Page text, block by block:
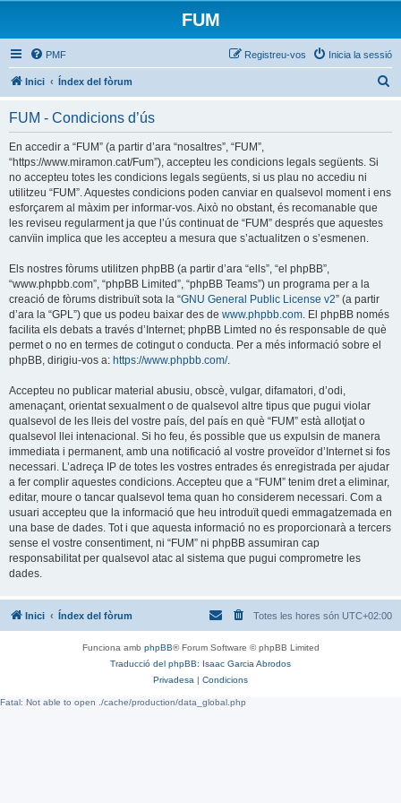
FUM
PMF Inicia la sessió
Registreu-vos
Inici Índex del fòrum
FUM - Condicions d’ús
En accedir a “FUM” (a partir d’ara “nosaltres”, “FUM”,
“https://www.miramon.cat/Fum”), accepteu les condicions legals següents. Si
no accepteu totes les condicions legals següents, si us plau no accediu ni
utilitzeu “FUM”. Aquestes condicions poden canviar en qualsevol moment i ens
esforçarem al màxim per informar-vos. Això no obstant, és recomanable que
les reviseu regularment ja que l’ús continuat de “FUM” després que aquestes
canvïin implica que les accepteu a mesura que s’actualitzen o s’esmenen.
Els nostres fòrums utilitzen phpBB (a partir d’ara “ells”, “el phpBB”,
“www.phpbb.com”, “phpBB Limited”, “phpBB Teams”) un programa per a la
creació de fòrums distribuït sota la “GNU General Public License v2” (a partir
d’ara la “GPL”) que us podeu baixar des de www.phpbb.com. El phpBB només
facilita els debats a través d’Internet; phpBB Limted no és responsable de què
permet o no en termes de cotingut o conducta. Per a més informació sobre el
phpBB, dirigiu-vos a: https://www.phpbb.com/.
Accepteu no publicar material abusiu, obscè, vulgar, difamatori, d’odi,
amenaçant, orientat sexualment o de qualsevol altre tipus que pugui violar
qualsevol de les lleis del vostre país, del país en què “FUM” està allotjat o
qualsevol llei intenacional. Si ho feu, és possible que us expulsin de manera
immediata i permanent, amb una notificació al vostre proveïdor d’Internet si fos
necessari. L’adreça IP de totes les vostres entrades és enregistrada per ajudar
a fer complir aquestes condicions. Accepteu que a “FUM” tenim dret a eliminar,
editar, moure o tancar qualsevol tema quan ho considerem necessari. Com a
usuari accepteu que la informació que heu introduït quedi emmagatzemada en
una base de dades. Tot i que aquesta informació no es proporcionarà a tercers
sense el vostre consentiment, ni “FUM” ni phpBB assumiran cap
responsabilitat per qualsevol atac al sistema que pugui comprometre les
dades.
Inici Índex del fòrum Totes les hores són UTC+02:00
Funciona amb phpBB® Forum Software © phpBB Limited
Traducció del phpBB: Isaac Garcia Abrodos
Privadesa | Condicions
Fatal: Not able to open ./cache/production/data_global.php